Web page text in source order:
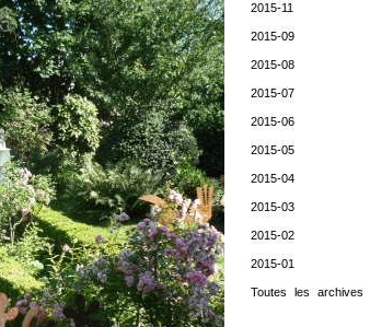
2015-11
2015-09
2015-08
2015-07
2015-06
2015-05
2015-04
2015-03
2015-02
2015-01
Toutes les archives